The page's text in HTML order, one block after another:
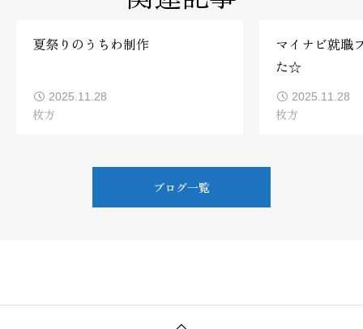
夏祭りのうちわ制作
2025.11.28
枚方
マイナビ就職
た☆
2025.11.28
枚方
ブログ一覧